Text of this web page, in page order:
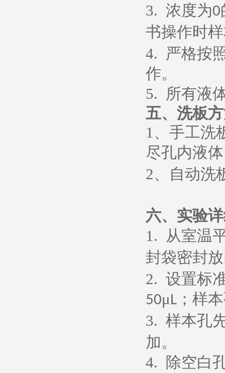
3. 浓度为0
书操作时
4. 严格按
作。
5. 所有液
五、 洗板
1、 手工洗
尽孔内液
2、 自动洗
六、 实验
1. 从室温
封袋密封
2. 设置标
50μL ；样
3. 样本孔
加。
4. 除空白